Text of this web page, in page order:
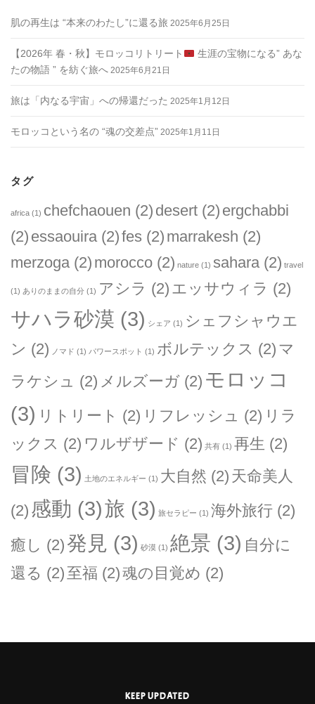
肌の再生は “本来のわたし”に還る旅 2025年6月25日
【2026年 春・秋】モロッコリトリート
生涯の宝物になる” あな
たの物語 ” を紡ぐ旅へ 2025年6月21日
旅は「内なる宇宙」への帰還だった 2025年1月12日
モロッコという名の “魂の交差点” 2025年1月11日
タグ
africa (1) chefchaouen (2) desert (2) ergchabbi
(2) essaouira(2)fes (2) marrakesh (2)
merzoga(2) morocco (2) nature (1) sahara(2) travel
(1) ありのままの自分 (1) アシラ (2) エッサウィラ (2)
サハラ砂漠 (3) シェア (1) シェフシャウエ
ン (2) ノマド (1) パワースポット (1) ボルテックス (2) マ
ラケシュ (2) メルズーガ (2) モロッコ
(3) リトリート (2) リフレッシュ (2) リラ
ックス (2) ワルザザード (2) 共有 (1) 再生 (2)
冒険 (3) 土地のエネルギー (1) 大自然 (2) 天命美人
(2) 感動 (3)旅 (3) 旅セラピー (1) 海外旅行 (2)
癒し (2) 発見 (3) 砂漠 (1) 絶景 (3) 自分に
還る (2) 至福 (2)魂の目覚め (2)
KEEP UPDATED